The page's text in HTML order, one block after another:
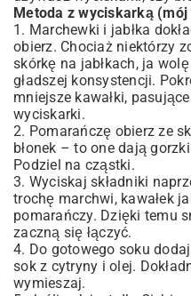
Metoda z wyciskarką
1. Marchewki i jabłka
obierz. Chociaż niektórzy
skórkę na jabłkach, ja
gładszej konsystencji.
mniejsze kawałki,
wyciskarki.
2. Pomarańczę obierz ze
błonek – to one dają
Podziel na cząstki.
3. Wyciskaj składniki
trochę marchwi, kawałek
pomarańczy. Dzięki temu
zaczną się łączyć.
4. Do gotowego soku
sok z cytryny i olej.
wymieszaj.